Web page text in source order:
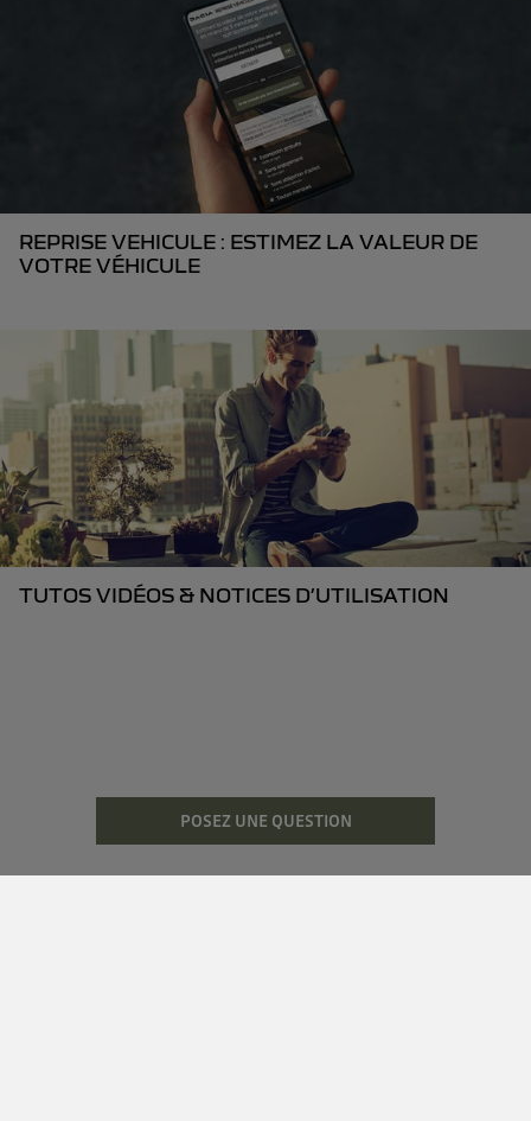
REPRISE VEHICULE : ESTIMEZ LA VALEUR DE
VOTRE VÉHICULE
TUTOS VIDÉOS & NOTICES D’UTILISATION
POSEZ UNE QUESTION